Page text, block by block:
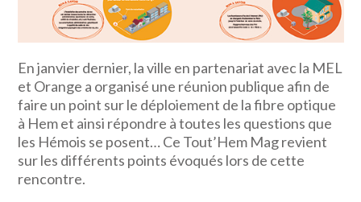
En janvier dernier, la ville en partenariat avec la MEL
et Orange a organisé une réunion publique afin de
faire un point sur le déploiement de la fibre optique
à Hem et ainsi répondre à toutes les questions que
les Hémois se posent… Ce Tout’Hem Mag revient
sur les différents points évoqués lors de cette
rencontre.